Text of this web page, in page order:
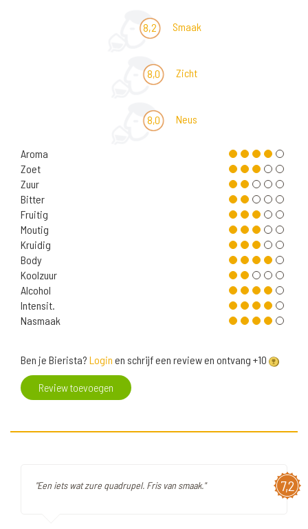
8,2 Smaak
8,0 Zicht
8,0 Neus
Aroma
Zoet
Zuur
Bitter
Fruitig
Moutig
Kruidig
Body
Koolzuur
Alcohol
Intensit.
Nasmaak
Ben je Bierista? Login en schrijf een review en ontvang +10
Review toevoegen
7,2
"Een iets wat zure quadrupel. Fris van smaak."